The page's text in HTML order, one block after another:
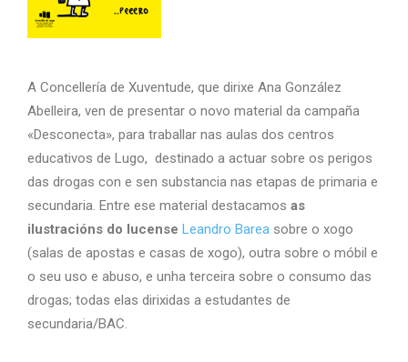
A Concellería de Xuventude, que dirixe Ana González
Abelleira, ven de presentar o novo material da campaña
«Desconecta», para traballar nas aulas dos centros
educativos de Lugo, destinado a actuar sobre os perigos
das drogas con e sen substancia nas etapas de primaria e
secundaria. Entre ese material destacamos as
ilustracións do lucense Leandro Barea sobre o xogo
(salas de apostas e casas de xogo), outra sobre o móbil e
o seu uso e abuso, e unha terceira sobre o consumo das
drogas; todas elas dirixidas a estudantes de
secundaria/BAC.